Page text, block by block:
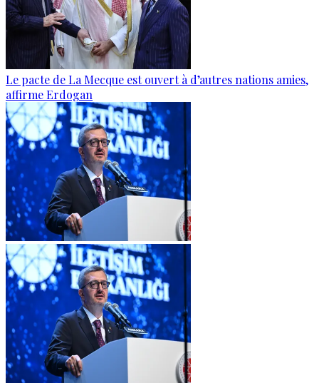
Le pacte de La Mecque est ouvert à d’autres nations amies,
affirme Erdogan